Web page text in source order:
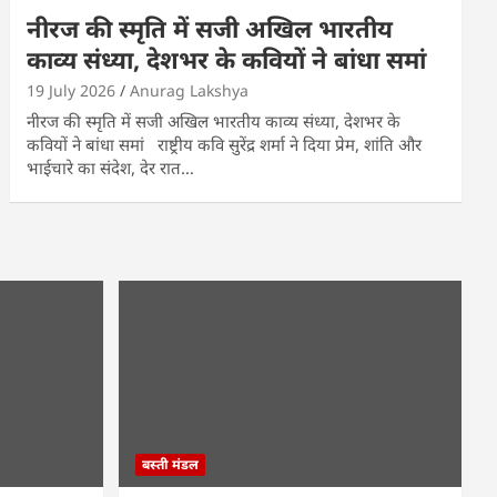
नीरज की स्मृति में सजी अखिल भारतीय
काव्य संध्या, देशभर के कवियों ने बांधा समां
19 July 2026 Anurag Lakshya
नीरज की स्मृति में सजी अखिल भारतीय काव्य संध्या, देशभर के
कवियों ने बांधा समां राष्ट्रीय कवि सुरेंद्र शर्मा ने दिया प्रेम, शांति और
भाईचारे का संदेश, देर रात…
बस्ती मंडल